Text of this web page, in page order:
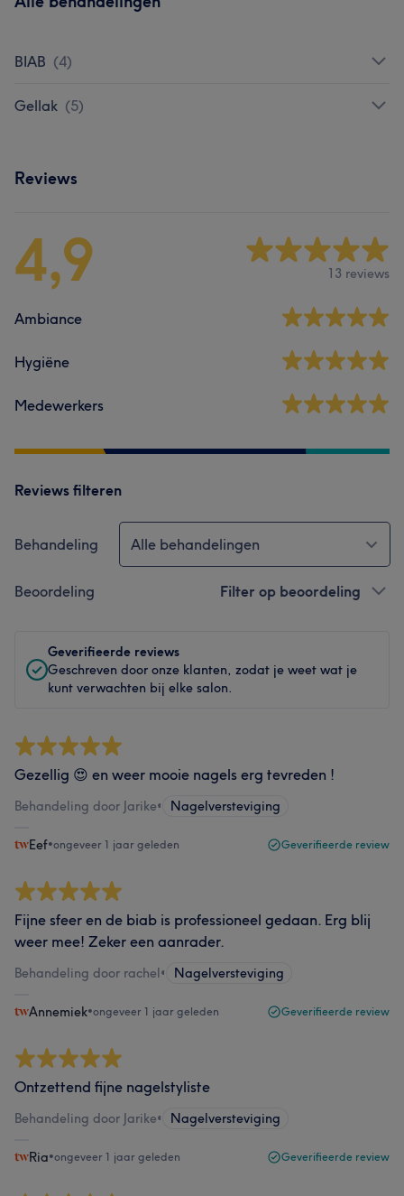
BIAB (4)
Gellak (5)
Reviews
4,9 13 reviews
Ambiance
Hygiëne
Medewerkers
Reviews filteren
Behandeling Alle behandelingen
Beoordeling Filter op beoordeling
Geverifieerde reviews
Geschreven door onze klanten, zodat je weet wat je
kunt verwachten bij elke salon.
Gezellig 😍 en weer mooie nagels erg tevreden !
Behandeling door Jarike• Nagelversteviging
Eef•ongeveer 1 jaar geleden Geverifieerde review
Fijne sfeer en de biab is professioneel gedaan. Erg blij
weer mee! Zeker een aanrader.
Behandeling door rachel• Nagelversteviging
Annemiek•ongeveer 1 jaar geleden Geverifieerde review
Ontzettend fijne nagelstyliste
Behandeling door Jarike• Nagelversteviging
Ria•ongeveer 1 jaar geleden Geverifieerde review